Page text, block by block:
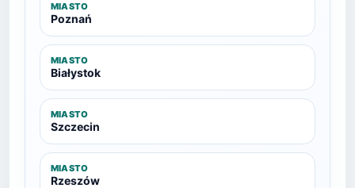
MIASTO
Poznań
MIASTO
Białystok
MIASTO
Szczecin
MIASTO
Rzeszów